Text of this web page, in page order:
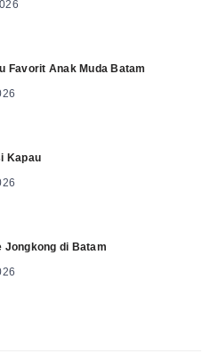
Favorit Anak Muda Batam
Kapau
Jongkong di Batam